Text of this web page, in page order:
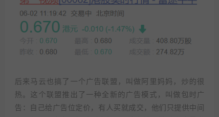
后来马云也搞了一个广告联盟，叫做阿里妈妈，炒的很
热。这个联盟推出了一种全新的广告模式，叫做包时广
告：自己给广告位定价，有人买就成交，他们只提供中间